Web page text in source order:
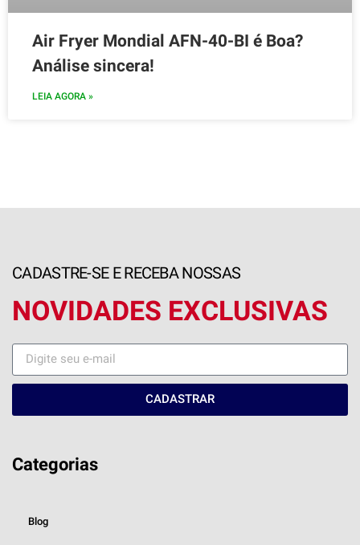
Air Fryer Mondial AFN-40-BI é Boa?
Análise sincera!
LEIA AGORA »
CADASTRE-SE E RECEBA NOSSAS
NOVIDADES EXCLUSIVAS
CADASTRAR
Categorias
Blog